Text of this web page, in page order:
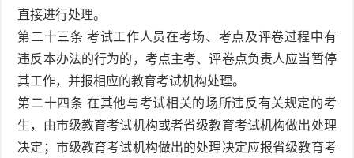
直接进行处理。
第二十三条 考试工作人员在考场、考点及评卷过程中有
违反本办法的行为的，考点主考、评卷点负责人应当暂停
其工作，并报相应的教育考试机构处理。
第二十四条 在其他与考试相关的场所违反有关规定的考
生，由市级教育考试机构或者省级教育考试机构做出处理
决定；市级教育考试机构做出的处理决定应报省级教育考